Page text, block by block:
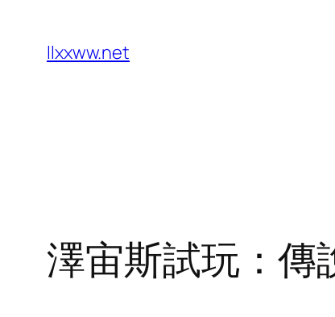
content
llxxww.net
澤宙斯試玩：傳